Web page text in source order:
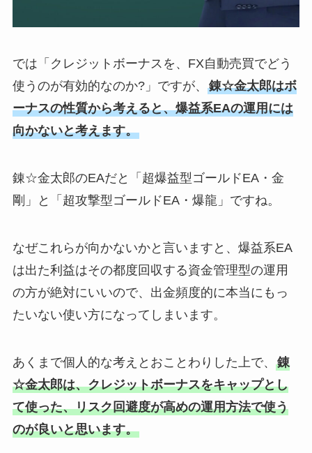
では「クレジットボーナスを、FX自動売買でどう
使うのが有効的なのか?」ですが、 錬☆金太郎はボ
ーナスの性質から考えると、爆益系EAの運用には
向かないと考えます。
錬☆金太郎のEAだと「超爆益型ゴールドEA・金
剛」と「超攻撃型ゴールドEA・爆龍」ですね。
なぜこれらが向かないかと言いますと、爆益系EA
は出た利益はその都度回収する資金管理型の運用
の方が絶対にいいので、出金頻度的に本当にもっ
たいない使い方になってしまいます。
あくまで個人的な考えとおことわりした上で、 錬
☆金太郎は、クレジットボーナスをキャップとし
て使った、リスク回避度が高めの運用方法で使う
のが良いと思います。